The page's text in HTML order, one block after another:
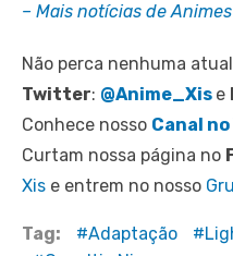
– Mais notícias de
Não perca nenhuma
Twitter: @Anime_Xis e
Conhece nosso Canal
Curtam nossa página no
Xis e entrem no nosso
Tag: Adaptação